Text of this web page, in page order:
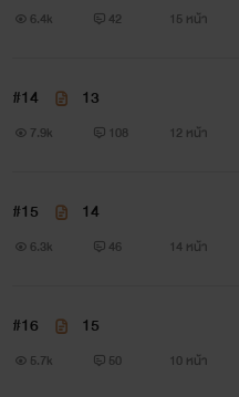
6.4k 42 15 หน้า
#14 13
7.9k 108 12 หน้า
#15 14
6.3k 46 14 หน้า
#16 15
5.7k 50 10 หน้า